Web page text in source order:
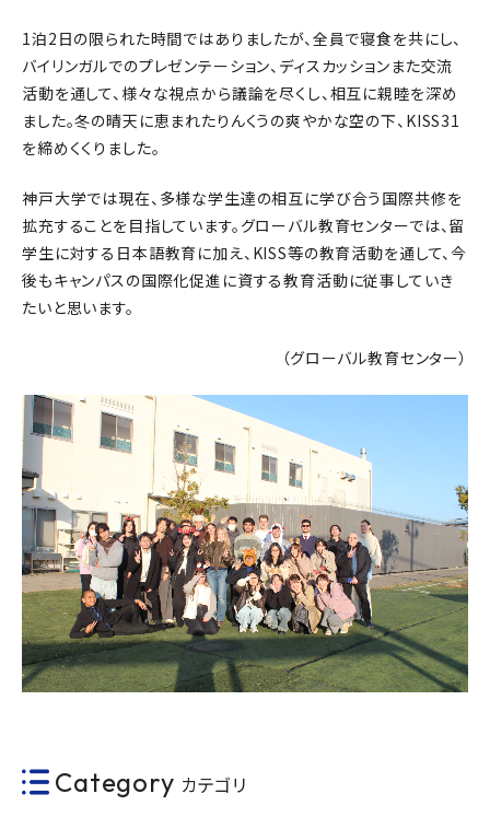
1泊2日の限られた時間ではありましたが、全員で寝食を共にし、
バイリンガルでのプレゼンテーション、ディスカッションまた交流
活動を通して、様々な視点から議論を尽くし、相互に親睦を深め
ました。冬の晴天に恵まれたりんくうの爽やかな空の下、KISS31
を締めくくりました。
神戸大学では現在、多様な学生達の相互に学び合う国際共修を
拡充することを目指しています。グローバル教育センターでは、留
学生に対する日本語教育に加え、KISS等の教育活動を通して、今
後もキャンパスの国際化促進に資する教育活動に従事していき
たいと思います。
（グローバル教育センター）
Category カテゴリ